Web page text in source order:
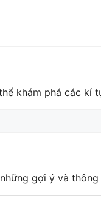
khám phá các kí
gợi ý và